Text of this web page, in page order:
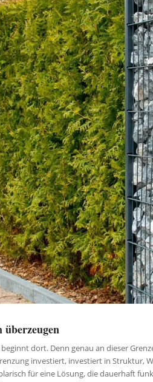
dort. Denn genau an dieser
investiert, investiert in Struktur,
für eine Lösung, die dauerhaft